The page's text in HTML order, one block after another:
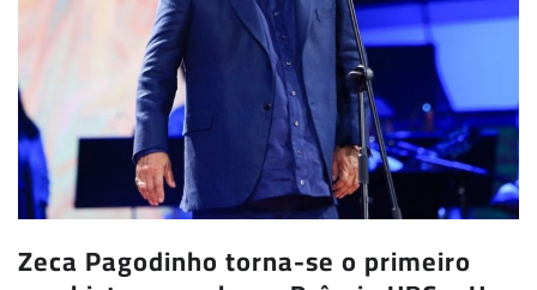
Zeca Pagodinho torna-se o primeiro